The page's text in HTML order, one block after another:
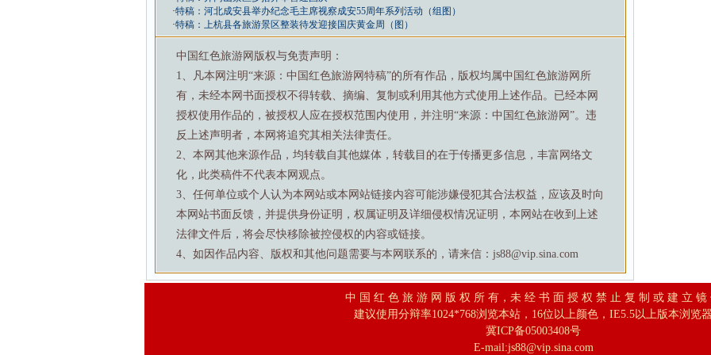
·特稿：河北成安县举办纪念毛主席视察成安55周年系列活动（组图）
·特稿：上杭县各旅游景区整装待发迎接国庆黄金周（图）
中国红色旅游网版权与免责声明：
1、凡本网注明“来源：中国红色旅游网特稿”的所有作品，版权均属中国红色旅游网所
有，未经本网书面授权不得转载、摘编、复制或利用其他方式使用上述作品。已经本网
授权使用作品的，被授权人应在授权范围内使用，并注明“来源：中国红色旅游网”。违
反上述声明者，本网将追究其相关法律责任。
2、本网其他来源作品，均转载自其他媒体，转载目的在于传播更多信息，丰富网络文
化，此类稿件不代表本网观点。
3、任何单位或个人认为本网站或本网站链接内容可能涉嫌侵犯其合法权益，应该及时向
本网站书面反馈，并提供身份证明，权属证明及详细侵权情况证明，本网站在收到上述
法律文件后，将会尽快移除被控侵权的内容或链接。
4、如因作品内容、版权和其他问题需要与本网联系的，请来信：js88@vip.sina.com
中 国 红 色 旅 游 网 版 权 所 有，未 经 书 面 授 权 禁 止 复 制 或 建 立 镜
建议使用分辩率1024*768浏览本站，16位以上颜色，IE5.5以上版本浏览
冀ICP备05003408号
E-mail:js88@vip.sina.com